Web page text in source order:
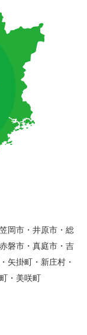
岡市・井原市・総
磐市・真庭市・吉
矢掛町・新庄村・
・美咲町